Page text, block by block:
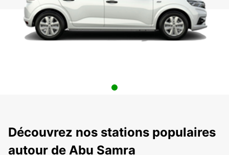
Découvrez nos stations populaires
autour de Abu Samra